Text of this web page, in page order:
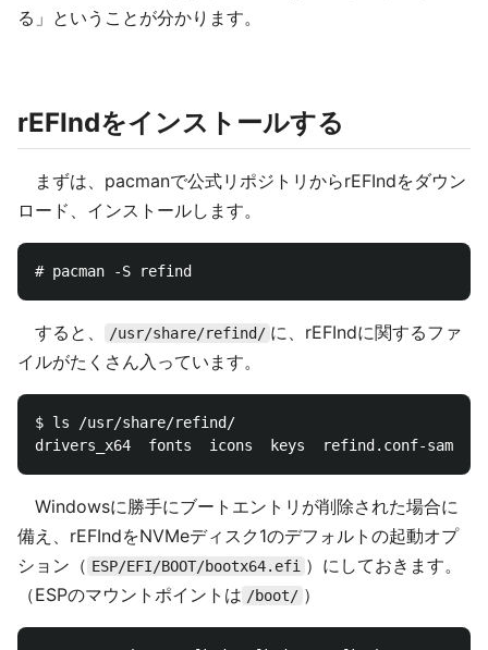
る」ということが分かります。
rEFIndをインストールする
まずは、pacmanで公式リポジトリからrEFIndをダウン
ロード、インストールします。
すると、 /usr/share/refind/ に、rEFIndに関するファ
イルがたくさん入っています。
$ ls /usr/share/refind/
Windowsに勝手にブートエントリが削除された場合に
備え、rEFIndをNVMeディスク1のデフォルトの起動オプ
ション（ ESP/EFI/BOOT/bootx64.efi ）にしておきます。
（ESPのマウントポイントは /boot/ ）